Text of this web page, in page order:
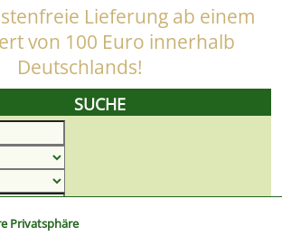
Privatsphäre
Lieferung ab einem
von 100 Euro innerhalb
Deutschlands!
SUCHE